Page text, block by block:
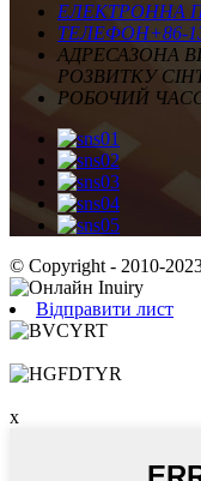
ЕЛЕКТРОННА
ТЕЛЕФОН+86-
АДРЕСАЗОНА
РОЗВИТКУ
РОБОЧИЙ ЧАС
© Copyright - 2010-
Відправити лист
x